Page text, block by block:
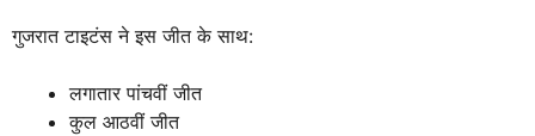
गुजरात टाइटंस ने इस जीत के साथ:
लगातार पांचवीं जीत
कुल आठवीं जीत